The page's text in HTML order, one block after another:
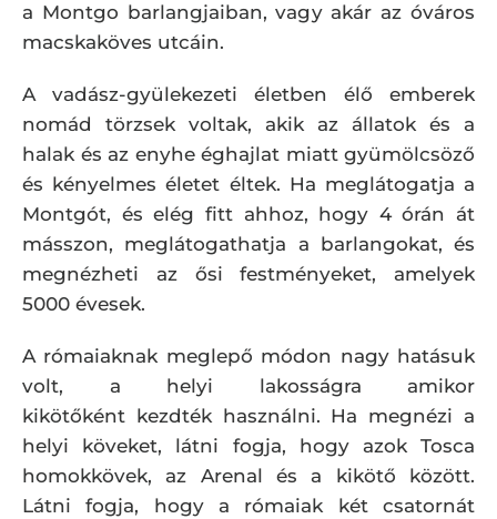
a Montgo barlangjaiban, vagy akár az óváros
macskaköves utcáin.
A vadász-gyülekezeti életben élő emberek
nomád törzsek voltak, akik az állatok és a
halak és az enyhe éghajlat miatt gyümölcsöző
és kényelmes életet éltek. Ha meglátogatja a
Montgót, és elég fitt ahhoz, hogy 4 órán át
másszon, meglátogathatja a barlangokat, és
megnézheti az ősi festményeket, amelyek
5000 évesek.
A rómaiaknak meglepő módon nagy hatásuk
volt, a helyi lakosságra amikor
kikötőként kezdték használni. Ha megnézi a
helyi köveket, látni fogja, hogy azok Tosca
homokkövek, az Arenal és a kikötő között.
Látni fogja, hogy a rómaiak két csatornát